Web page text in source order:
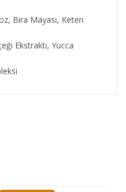
Bira Mayası, Keten
Ekstraktı, Yucca